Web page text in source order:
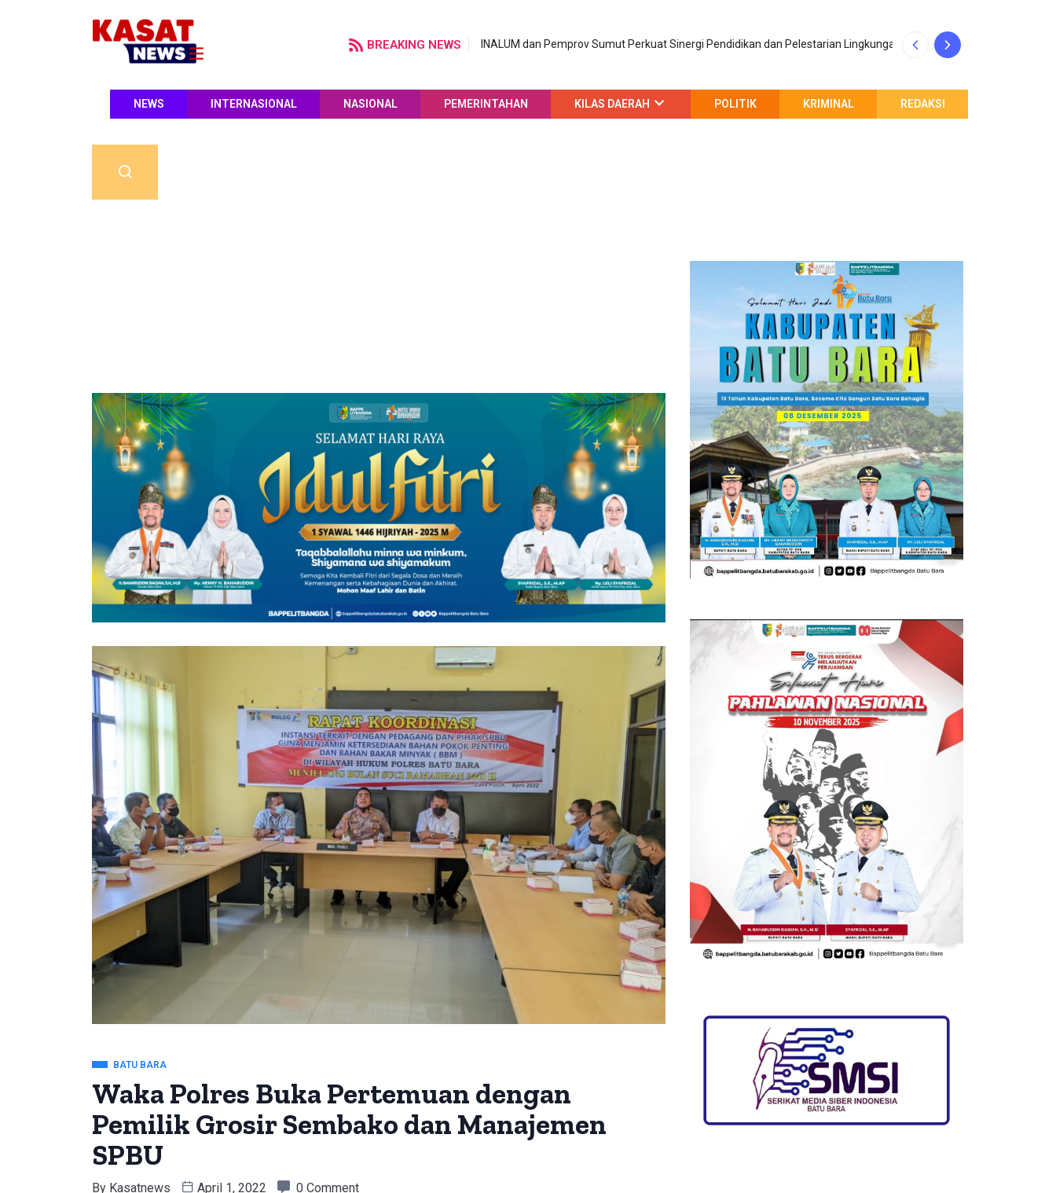
BREAKING NEWS INALUM dan Pemprov Sumut Perkuat Sinergi Pendidikan dan Pelestarian Lingkungan
NEWS INTERNASIONAL NASIONAL PEMERINTAHAN KILAS DAERAH POLITIK KRIMINAL REDAKSI
BATU BARA
Waka Polres Buka Pertemuan dengan
Pemilik Grosir Sembako dan Manajemen
SPBU
By Kasatnews April 1, 2022 0 Comment